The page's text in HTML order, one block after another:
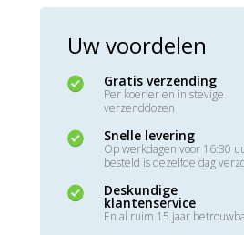
Uw voordelen
Gratis verzending
Per koerier en in stevige
verzenddozen
Snelle levering
Op werkdagen voor 16:30
besteld is dezelfde dag
Deskundige
klantenservice
En al ruim 15 jaar